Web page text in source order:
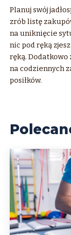
Planuj swój
zrób listę
na uniknięcie
nic pod ręką
ręką. Dodatkowo
na codziennych
posiłków.